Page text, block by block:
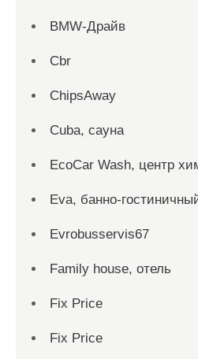
BMW-Драйв
Cbr
ChipsAway
Cuba, сауна
EcoCar Wash, центр
Eva, банно-
Evrobusservis67
Family house, отель
Fix Price
Fix Price